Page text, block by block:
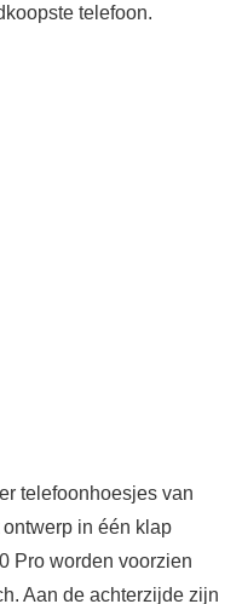
telefoon.
telefoonhoesjes van
in één klap
Pro worden voorzien
Aan de achterzijde zijn